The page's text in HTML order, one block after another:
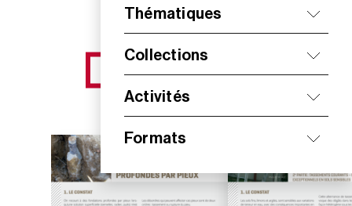
Thématiques
Collections
Activités
Formats
NOS NOUVEAUTÉS